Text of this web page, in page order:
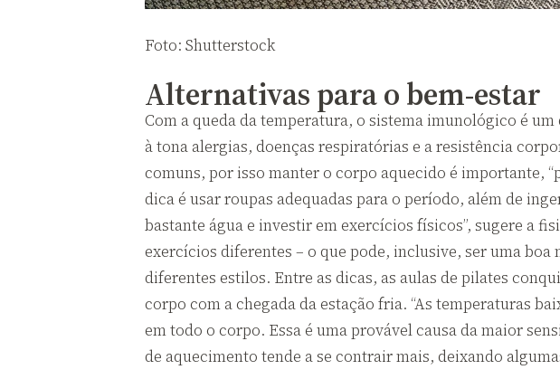
Foto: Shutterstock
Alternativas para o bem-estar
Com a queda da temperatura, o sistema imunológico é
à tona alergias, doenças respiratórias e a resistência
comuns, por isso manter o corpo aquecido é importante,
dica é usar roupas adequadas para o período, além de
bastante água e investir em exercícios físicos”, sugere a
exercícios diferentes – o que pode, inclusive, ser uma
diferentes estilos. Entre as dicas, as aulas de pilates
corpo com a chegada da estação fria. “As temperaturas
em todo o corpo. Essa é uma provável causa da maior
de aquecimento tende a se contrair mais, deixando